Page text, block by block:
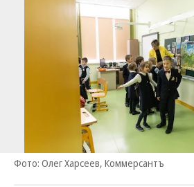
Фото: Олег Харсеев, Коммерсантъ